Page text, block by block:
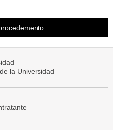
la Universidad